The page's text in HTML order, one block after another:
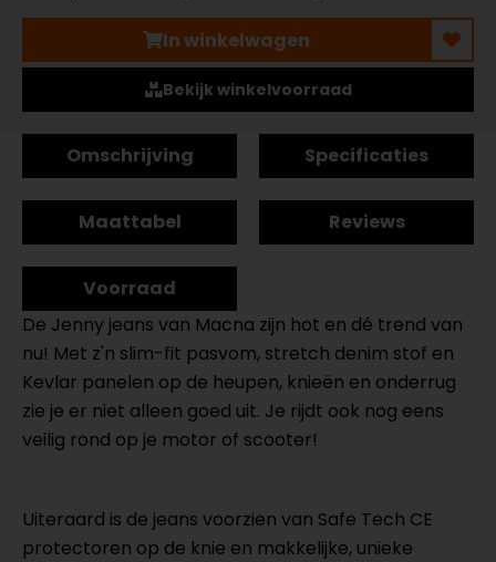
In winkelwagen
Bekijk winkelvoorraad
Omschrijving Specificaties
Maattabel Reviews
Voorraad
De Jenny jeans van Macna zijn hot en dé trend van
nu! Met z'n slim-fit pasvom, stretch denim stof en
Kevlar panelen op de heupen, knieën en onderrug
zie je er niet alleen goed uit. Je rijdt ook nog eens
veilig rond op je motor of scooter!
Uiteraard is de jeans voorzien van Safe Tech CE
protectoren op de knie en makkelijke, unieke